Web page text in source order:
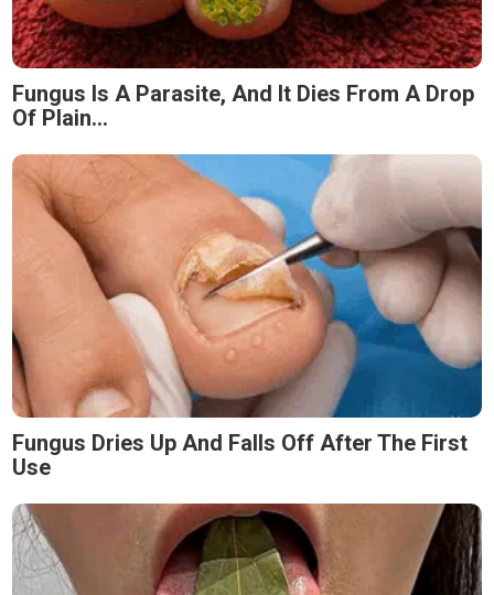
Fungus Is A Parasite, And It Dies From A Drop
Of Plain...
Fungus Dries Up And Falls Off After The First
Use